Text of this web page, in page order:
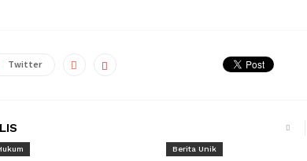
Twitter
Berita Unik